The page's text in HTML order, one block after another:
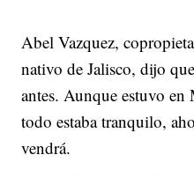
Abel Vazquez,
nativo de Jalisco, dijo
antes. Aunque estuvo en
todo estaba tranquilo,
vendrá.